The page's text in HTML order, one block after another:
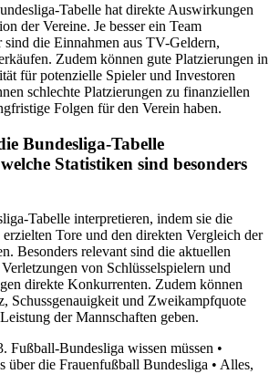
Tabelle hat direkte Auswirkungen
der Vereine. Je besser ein Team
sind die Einnahmen aus TV-Geldern,
Zudem können gute Platzierungen in
für potenzielle Spieler und Investoren
schlechte Platzierungen zu finanziellen
Folgen für den Verein haben.
Bundesliga-Tabelle
Statistiken sind besonders
Tabelle interpretieren, indem sie die
Tore und den direkten Vergleich der
Besonders relevant sind die aktuellen
von Schlüsselspielern und
direkte Konkurrenten. Zudem können
Schussgenauigkeit und Zweikampfquote
der Mannschaften geben.
Fußball-Bundesliga wissen müssen •
über die Frauenfußball Bundesliga • Alles,